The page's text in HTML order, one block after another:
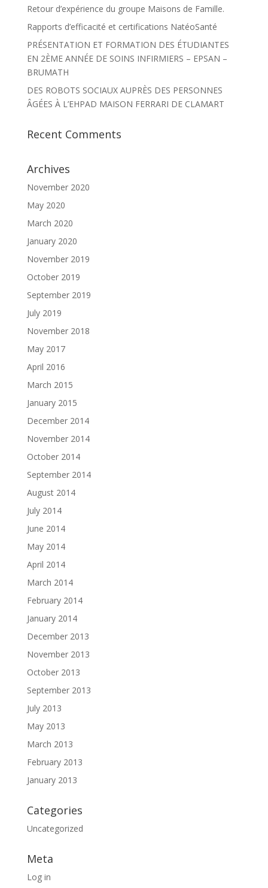
Retour d’expérience du groupe Maisons de Famille.
Rapports d’efficacité et certifications NatéoSanté
PRÉSENTATION ET FORMATION DES ÉTUDIANTES
EN 2ÈME ANNÉE DE SOINS INFIRMIERS – EPSAN –
BRUMATH
DES ROBOTS SOCIAUX AUPRÈS DES PERSONNES
ÂGÉES À L’EHPAD MAISON FERRARI DE CLAMART
Recent Comments
Archives
November 2020
May 2020
March 2020
January 2020
November 2019
October 2019
September 2019
July 2019
November 2018
May 2017
April 2016
March 2015
January 2015
December 2014
November 2014
October 2014
September 2014
August 2014
July 2014
June 2014
May 2014
April 2014
March 2014
February 2014
January 2014
December 2013
November 2013
October 2013
September 2013
July 2013
May 2013
March 2013
February 2013
January 2013
Categories
Uncategorized
Meta
Log in